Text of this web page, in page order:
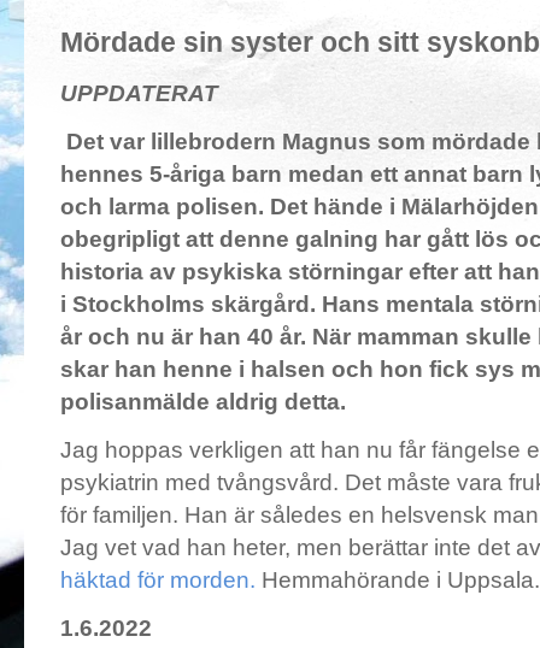
Mördade sin syster och sitt
UPPDATERAT
Det var lillebrodern Magnus som
hennes 5-åriga barn medan ett annat barn
och larma polisen. Det hände i
obegripligt att denne galning har gått lös
historia av psykiska störningar efter att
i Stockholms skärgård. Hans mentala
år och nu är han 40 år. När mamman
skar han henne i halsen och hon fick sys
polisanmälde aldrig detta.
Jag hoppas verkligen att han nu får fängelse
psykiatrin med tvångsvård. Det måste vara
för familjen. Han är således en helsvensk
Jag vet vad han heter, men berättar inte det
häktad för morden. Hemmahörande i
1.6.2022